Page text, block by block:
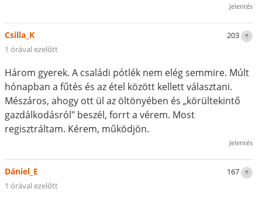
Jelentés
203
Csilla_K
1 órával ezelőtt
Három gyerek. A családi pótlék nem elég semmire. Múlt
hónapban a fűtés és az étel között kellett választani.
Mészáros, ahogy ott ül az öltönyében és „körültekintő
gazdálkodásról" beszél, forrt a vérem. Most
regisztráltam. Kérem, működjön.
Jelentés
167
Dániel_E
1 órával ezelőtt